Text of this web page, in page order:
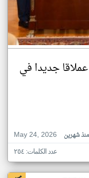
جديدا في
May 24, 2026
منذ شهرين
عدد الكلمات: ٢٥٤